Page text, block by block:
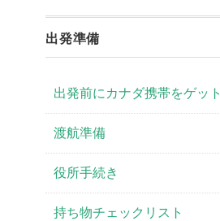
出発準備
出発前にカナダ携帯をゲット
渡航準備
役所手続き
持ち物チェックリスト